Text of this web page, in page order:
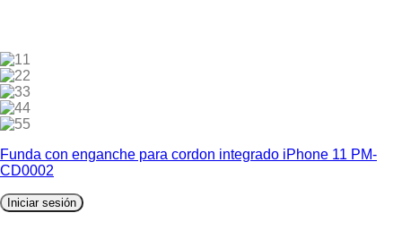
1
2
3
4
5
Funda con enganche para cordon integrado iPhone 11 PM-
CD0002
Iniciar sesión